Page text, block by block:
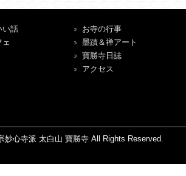
い話
ェ
お寺の行事
墨蹟＆禅アート
寶勝寺日誌
アクセス
妙心寺派 太白山 寶勝寺 All Rights Reserved.